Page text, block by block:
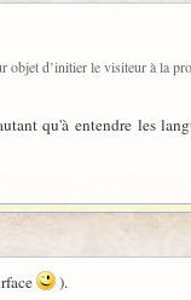
d’initier le visiteur à la
qu'à entendre les
).